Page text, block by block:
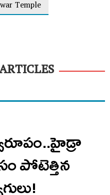
Temple
పోటెత్తిన